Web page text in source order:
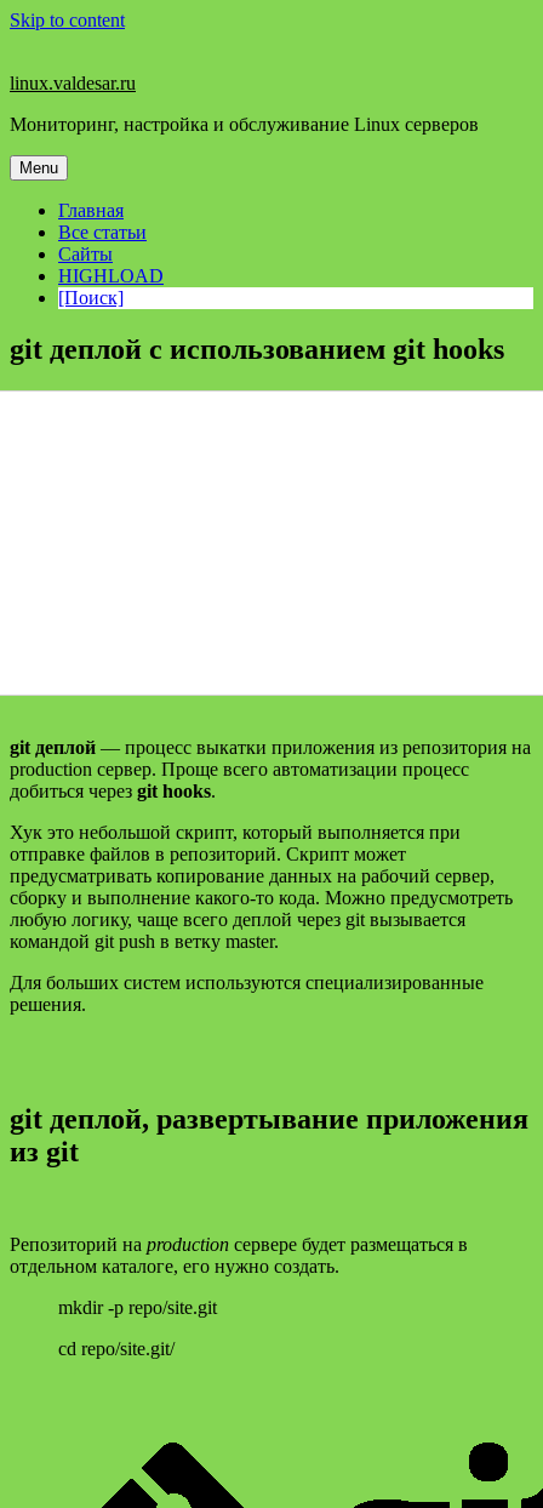
Skip to content
linux.valdesar.ru
Мониторинг, настройка и обслуживание Linux серверов
Menu
Главная
Все статьи
Сайты
HIGHLOAD
[Поиск]
git деплой с использованием git hooks
git деплой — процесс выкатки приложения из репозитория на
production сервер. Проще всего автоматизации процесс
добиться через git hooks.
Хук это небольшой скрипт, который выполняется при
отправке файлов в репозиторий. Скрипт может
предусматривать копирование данных на рабочий сервер,
сборку и выполнение какого-то кода. Можно предусмотреть
любую логику, чаще всего деплой через git вызывается
командой git push в ветку master.
Для больших систем используются специализированные
решения.
git деплой, развертывание приложения
из git
Репозиторий на production сервере будет размещаться в
отдельном каталоге, его нужно создать.
mkdir -p repo/site.git
cd repo/site.git/